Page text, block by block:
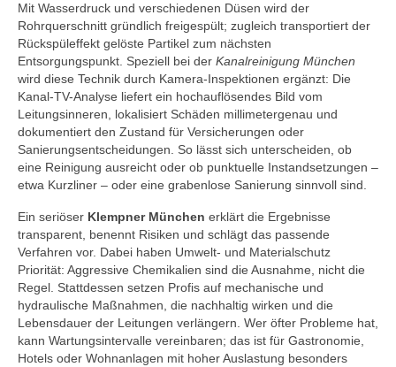
Mit Wasserdruck und verschiedenen Düsen wird der
Rohrquerschnitt gründlich freigespült; zugleich transportiert der
Rückspüleffekt gelöste Partikel zum nächsten
Entsorgungspunkt. Speziell bei der Kanalreinigung München
wird diese Technik durch Kamera-Inspektionen ergänzt: Die
Kanal-TV-Analyse liefert ein hochauflösendes Bild vom
Leitungsinneren, lokalisiert Schäden millimetergenau und
dokumentiert den Zustand für Versicherungen oder
Sanierungsentscheidungen. So lässt sich unterscheiden, ob
eine Reinigung ausreicht oder ob punktuelle Instandsetzungen –
etwa Kurzliner – oder eine grabenlose Sanierung sinnvoll sind.
Ein seriöser Klempner München erklärt die Ergebnisse
transparent, benennt Risiken und schlägt das passende
Verfahren vor. Dabei haben Umwelt- und Materialschutz
Priorität: Aggressive Chemikalien sind die Ausnahme, nicht die
Regel. Stattdessen setzen Profis auf mechanische und
hydraulische Maßnahmen, die nachhaltig wirken und die
Lebensdauer der Leitungen verlängern. Wer öfter Probleme hat,
kann Wartungsintervalle vereinbaren; das ist für Gastronomie,
Hotels oder Wohnanlagen mit hoher Auslastung besonders